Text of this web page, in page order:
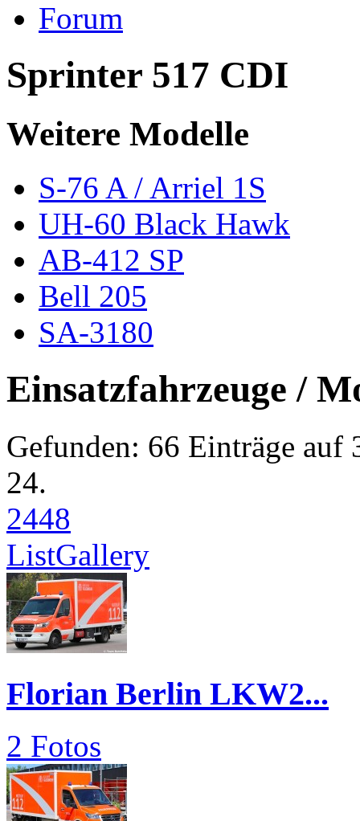
Forum
Sprinter 517 CDI
Weitere Modelle
S-76 A / Arriel 1S
UH-60 Black Hawk
AB-412 SP
Bell 205
SA-3180
Einsatzfahrzeuge /
Gefunden: 66 Einträge auf
24.
2448
ListGallery
Florian Berlin LKW2...
2 Fotos